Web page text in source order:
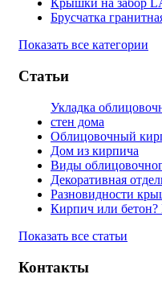
Крышки на забор
Брусчатка
Показать все категории
Статьи
Укладка
стен дома
Облицовочный
Дом из кирпича
Виды
Декоративная
Разновидности
Кирпич или
Показать все статьи
Контакты